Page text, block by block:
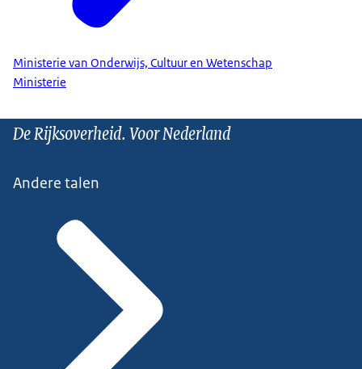
Ministerie van Onderwijs, Cultuur en Wetenschap
Ministerie
De Rijksoverheid. Voor Nederland
Andere talen